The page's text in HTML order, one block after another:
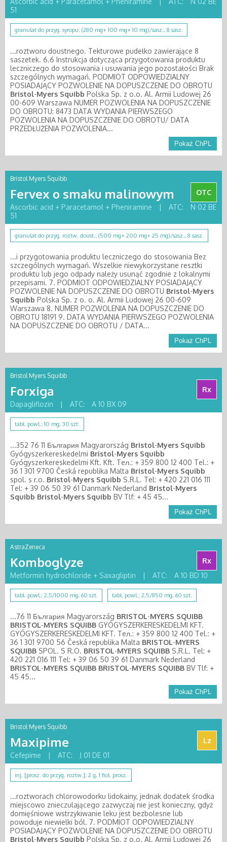
51
granulat do przyg. syropu; (280 mg+ 100 mg+ 10 mg)/sasz., 8 sasz.
...roztworu doustnego. Tekturowe pudełko zawierające 8
saszetek. 6.6 Instrukcja dotycząca przygotowania produktu
leczniczego do stosowania i usuwania jego pozostałości Brak
szczególnych wymagań. PODMIOT ODPOWIEDZIALNY
POSIADAJĄCY POZWOLENIE NA DOPUSZCZENIE DO OBROTU
Bristol-Myers Squibb Polska Sp. z o.o. Al. Armii Ludowej 26
00-609 Warszawa NUMER POZWOLENIA NA DOPUSZCZENIE
DO OBROTU: 8473 DATA WYDANIA PIERWSZEGO
POZWOLENIA NA DOPUSZCZENIE DO OBROTU/ DATA
PRZEDŁUŻENIA POZWOLENIA...
Pokaż ChPL
Bristol Myers Squibb
Fervex o smaku malinowym
OTC
Ascorbic acid + Paracetamol + Pheniramine
| ATC:
N 02 BE
51
granulat do przyg. roztw. doust.; (500 mg+ 200 mg+ 25 mg)/sasz., 8 sasz.
...i przygotowania produktu leczniczego do stosowania Bez
szczególnych wymagań. Wszelkie niewykorzystane resztki
produktu lub jego odpady należy usunąć zgodnie z lokalnymi
przepisami. 7. PODMIOT ODPOWIEDZIALNY POSIADAJĄCY
POZWOLENIE NA DOPUSZCZENIE DO OBROTU Bristol-Myers
Squibb Polska Sp. z o. o. Al. Armii Ludowej 26 00-609
Warszawa 8. NUMER POZWOLENIA NA DOPUSZCZENIE DO
OBROTU 18191 9. DATA WYDANIA PIERWSZEGO POZWOLENIA
NA DOPUSZCZENIE DO OBROTU / DATA...
Pokaż ChPL
Bristol Myers Squibb
Forxiga
Rx
Dapagliflozin
| ATC: A 10 BX 09
tabl. powl.; 10 mg, 30 szt.
...352 76 11 България Magyarország Bristol-Myers Squibb
Gyógyszerkereskedelmi Bristol-Myers Squibb
Gyógyszerkereskedelmi Kft. Kft. Teл.: + 359 800 12 400 Tel.: +
36 1 301 9700 Česká republika Malta Bristol-Myers Squibb
spol. s r.o. Bristol-Myers Squibb S.R.L. Tel: + 420 221 016 111
Tel: + 39 06 50 39 61 Danmark Nederland Bristol-Myers
Squibb Bristol-Myers Squibb BV Tlf: + 45 45...
Pokaż ChPL
AstraZeneca
Komboglyze
Rx
Metformin hydrochloride + Saxagliptin
| ATC: A 10 BD 10
tabl. powl.; 2,5/1000 mg, 60 szt. tabl. powl.; 2,5/850 mg, 60 szt.
...76 11 България Magyarország BRISTOL-MYERS SQUIBB
BRISTOL-MYERS SQUIBB GYÓGYSZERKERESKEDELMI KFT.
GYÓGYSZERKERESKEDELMI KFT. Teл.: + 359 800 12 400 Tel.: +
36 1 301 9700 56 Česká republika Malta BRISTOL-MYERS
SQUIBB SPOL. S R.O. BRISTOL-MYERS SQUIBB S.R.L. Tel: +
420 221 016 111 Tel: + 39 06 50 39 61 Danmark Nederland
BRISTOL-MYERS SQUIBB BRISTOL-MYERS SQUIBB BV Tlf: +
45 45...
Pokaż ChPL
Bristol Myers Squibb
Maxipime
Lz
Cefepime
| ATC: J 01 DE 01
inj. [prosz. do przyg. roztw.]; 2 g, 1 fiol. prosz.
...roztworach chlorowodorku lidokainy, jednak dodatek środka
miejscowo znieczulającego zazwyczaj nie jest konieczny, gdyż
domięśniowe wstrzykiwanie leku jest bezbolesne lub
powoduje niewielki ból. 7. PODMIOT ODPOWIEDZIALNY
POSIADAJĄCY POZWOLENIE NA DOPUSZCZENIE DO OBROTU
Bristol-Myers Squibb Polska Sp. z o.o. Al. Armii Ludowej 26